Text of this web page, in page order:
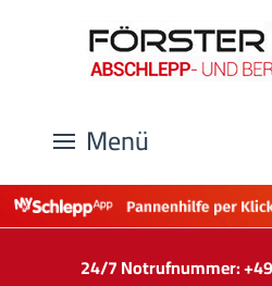
Menü
24/7 Notrufnummer: